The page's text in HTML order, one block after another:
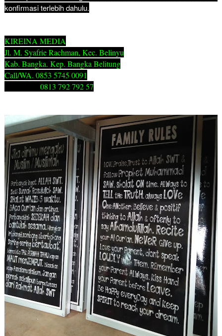
konfirmasi terlebih dahulu.
KIREINA MEDIA
Jl. M. Syafrie Rachman, Kec. Belinyu
Kab. Bangka. Kep. Bangka Belitung
Call/WA. 0853 5745 0091
0813 792 792 57